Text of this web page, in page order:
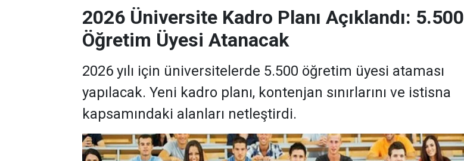
2026 Üniversite Kadro Planı Açıklandı: 5.500
Öğretim Üyesi Atanacak
2026 yılı için üniversitelerde 5.500 öğretim üyesi ataması
yapılacak. Yeni kadro planı, kontenjan sınırlarını ve istisna
kapsamındaki alanları netleştirdi.